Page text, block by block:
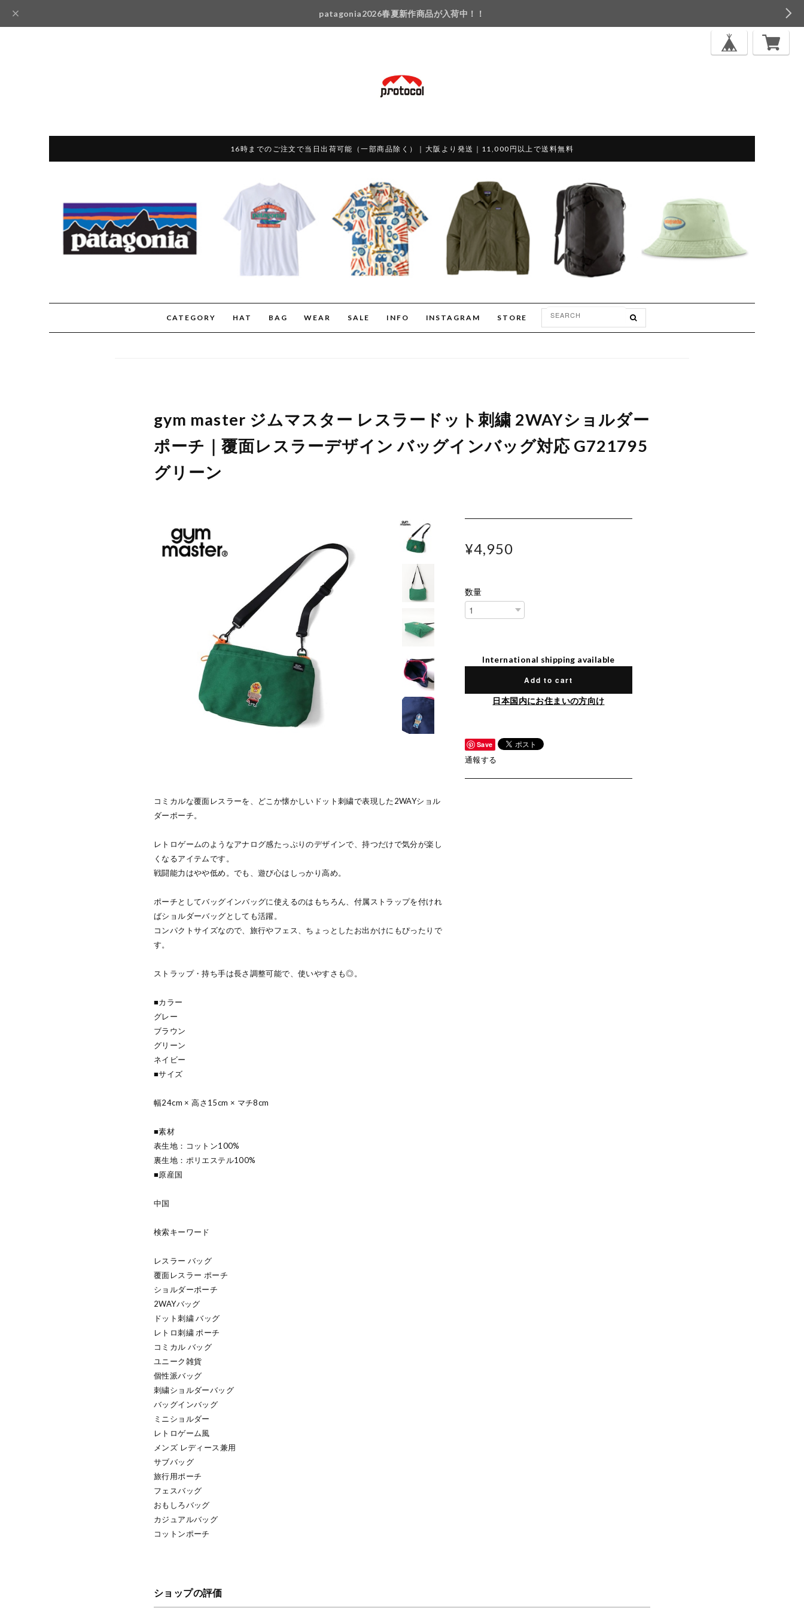
patagonia2026春夏新作商品が入荷中！！
16時までのご注文で当日出荷可能（一部商品除く）｜大阪より発送｜11,000円以上で送料無料
CATEGORY HAT BAG WEAR SALE INFO INSTAGRAM STORE
gym master ジムマスター レスラードット刺繍 2WAYショルダー
ポーチ｜覆面レスラーデザイン バッグインバッグ対応 G721795
グリーン
コミカルな覆面レスラーを、どこか懐かしいドット刺繍で表現した2WAYショル
ダーポーチ。
レトロゲームのようなアナログ感たっぷりのデザインで、持つだけで気分が楽し
くなるアイテムです。
戦闘能力はやや低め。でも、遊び心はしっかり高め。
ポーチとしてバッグインバッグに使えるのはもちろん、付属ストラップを付けれ
ばショルダーバッグとしても活躍。
コンパクトサイズなので、旅行やフェス、ちょっとしたお出かけにもぴったりで
す。
ストラップ・持ち手は長さ調整可能で、使いやすさも◎。
■カラー
グレー
ブラウン
グリーン
ネイビー
■サイズ
幅24cm × 高さ15cm × マチ8cm
■素材
表生地：コットン100%
裏生地：ポリエステル100%
■原産国
中国
検索キーワード
レスラー バッグ
覆面レスラー ポーチ
ショルダーポーチ
2WAYバッグ
ドット刺繍 バッグ
レトロ刺繍 ポーチ
コミカル バッグ
ユニーク雑貨
個性派バッグ
刺繍ショルダーバッグ
バッグインバッグ
ミニショルダー
レトロゲーム風
メンズ レディース兼用
サブバッグ
旅行用ポーチ
フェスバッグ
おもしろバッグ
カジュアルバッグ
コットンポーチ
¥4,950
数量
International shipping available
Add to cart
日本国内にお住まいの方向け
Save
通報する
ショップの評価